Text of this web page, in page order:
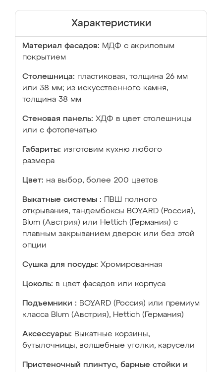
Характеристики
Материал фасадов: МДФ с акриловым
покрытием
Столешница: пластиковая, толщина 26 мм
или 38 мм; из искусственного камня,
толщина 38 мм
Стеновая панель: ХДФ в цвет столешницы
или с фотопечатью
Габариты: изготовим кухню любого
размера
Цвет: на выбор, более 200 цветов
Выкатные системы :
ПВШ полного
открывания, тандембоксы BOYARD (Россия),
Blum (Австрия) или Hettich (Германия) с
плавным закрыванием дверок или без этой
опции
Сушка для посуды: Хромированная
Цоколь: в цвет фасадов или корпуса
Подъемники : BOYARD (Россия) или премиум
класса Blum (Австрия), Hettich (Германия)
Аксессуары: Выкатные корзины,
бутылочницы, волшебные уголки, карусели
Пристеночный плинтус, барные стойки и